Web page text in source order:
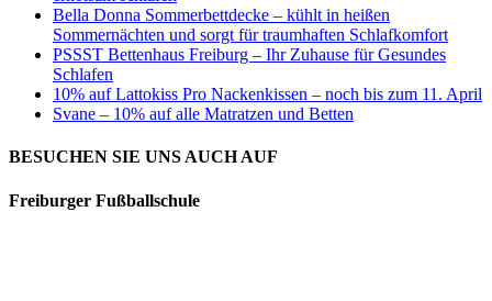
Bella Donna Sommerbettdecke – kühlt in heißen
Sommernächten und sorgt für traumhaften Schlafkomfort
PSSST Bettenhaus Freiburg – Ihr Zuhause für Gesundes
Schlafen
10% auf Lattokiss Pro Nackenkissen – noch bis zum 11. April
Svane – 10% auf alle Matratzen und Betten
BESUCHEN SIE UNS AUCH AUF
Freiburger Fußballschule